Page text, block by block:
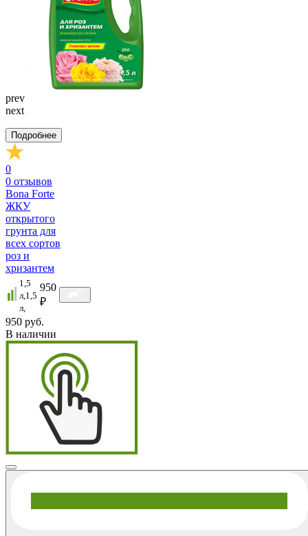
prev
next
Подробнее
0
0 отзывов
Bona Forte
ЖКУ
открытого
грунта для
всех сортов
роз и
хризантем
1,5
л,1,5
л,
950
₽
950 руб.
В наличии